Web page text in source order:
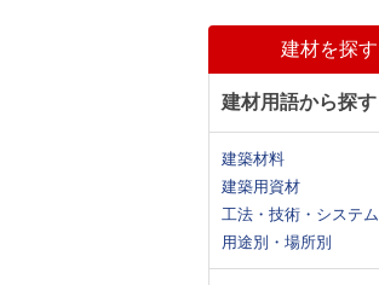
建材を探す
建材用語から探す
建築材料
建築用資材
工法・技術・システム
用途別・場所別